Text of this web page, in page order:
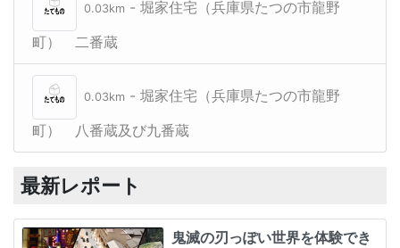
0.03km - 堀家住宅（兵庫県たつの市龍野
町） 二番蔵
0.03km - 堀家住宅（兵庫県たつの市龍野
町） 八番蔵及び九番蔵
最新レポート
鬼滅の刃っぽい世界を体験でき